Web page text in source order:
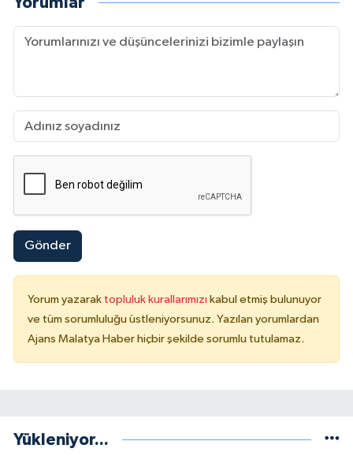
Gönder
Yorum yazarak topluluk kurallarımızı kabul etmiş bulunuyor
ve tüm sorumluluğu üstleniyorsunuz. Yazılan yorumlardan
Ajans Malatya Haber hiçbir şekilde sorumlu tutulamaz.
Yükleniyor...